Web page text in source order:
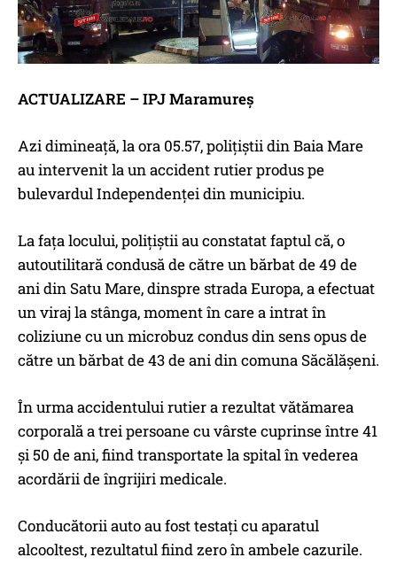
ACTUALIZARE – IPJ Maramureș
Azi dimineață, la ora 05.57, polițiștii din Baia Mare
au intervenit la un accident rutier produs pe
bulevardul Independenței din municipiu.
La fața locului, polițiștii au constatat faptul că, o
autoutilitară condusă de către un bărbat de 49 de
ani din Satu Mare, dinspre strada Europa, a efectuat
un viraj la stânga, moment în care a intrat în
coliziune cu un microbuz condus din sens opus de
către un bărbat de 43 de ani din comuna Săcălășeni.
În urma accidentului rutier a rezultat vătămarea
corporală a trei persoane cu vârste cuprinse între 41
și 50 de ani, fiind transportate la spital în vederea
acordării de îngrijiri medicale.
Conducătorii auto au fost testați cu aparatul
alcooltest, rezultatul fiind zero în ambele cazurile.